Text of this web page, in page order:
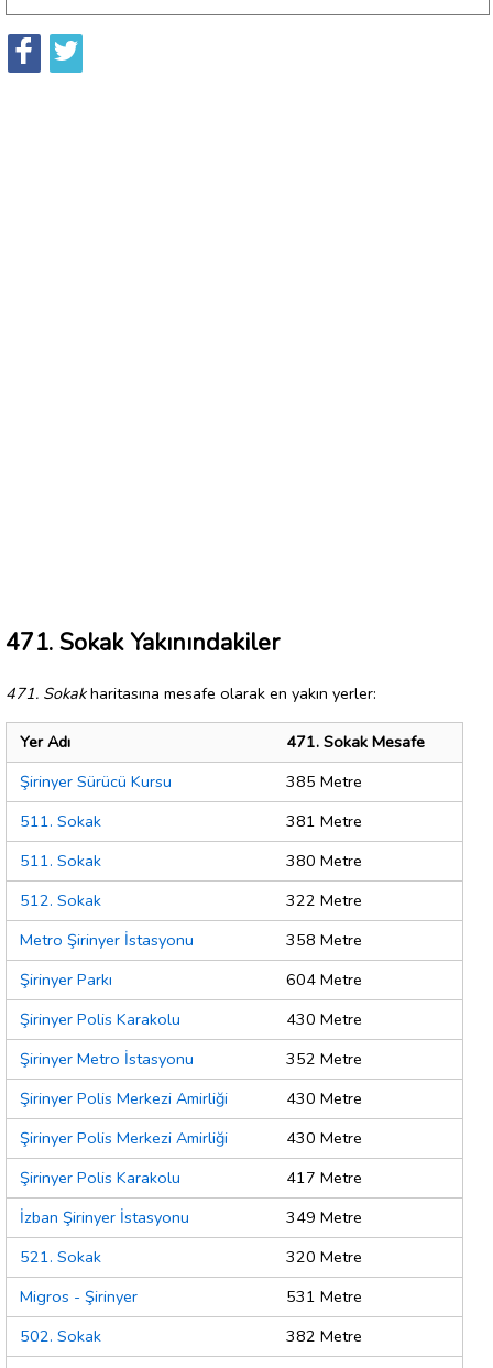
471. Sokak Yakınındakiler
471. Sokakharitasına mesafe olarak en yakın yerler:
Yer Adı
471. Sokak Mesafe
Şirinyer Sürücü Kursu
385 Metre
511. Sokak
381 Metre
511. Sokak
380 Metre
512. Sokak
322 Metre
Metro Şirinyer İstasyonu
358 Metre
Şirinyer Parkı
604 Metre
Şirinyer Polis Karakolu
430 Metre
Şirinyer Metro İstasyonu
352 Metre
Şirinyer Polis Merkezi Amirliği
430 Metre
Şirinyer Polis Merkezi Amirliği
430 Metre
Şirinyer Polis Karakolu
417 Metre
İzban Şirinyer İstasyonu
349 Metre
521. Sokak
320 Metre
Migros - Şirinyer
531 Metre
502. Sokak
382 Metre